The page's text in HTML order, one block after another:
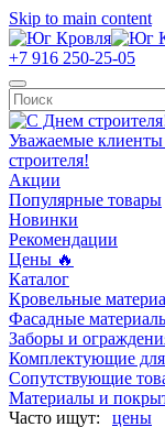
Skip to main content
+7 916 250-25-05
Уважаемые клиенты
строителя!
Акции
Популярные товары
Новинки
Рекомендации
Цены 🔥
Каталог
Кровельные
Фасадные
Заборы и
Комплектующие
Сопутствующие
Материалы и
цены